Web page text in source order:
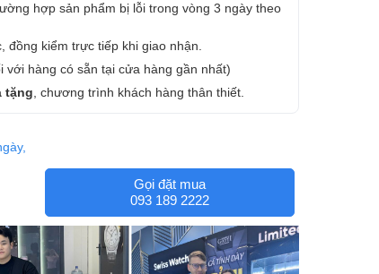
hợp sản phẩm bị lỗi trong vòng 3 ngày theo
đồng kiểm trực tiếp khi giao nhận.
với hàng có sẵn tại cửa hàng gần nhất)
tặng , chương trình khách hàng thân thiết.
Gọi đặt mua
093 189 2222